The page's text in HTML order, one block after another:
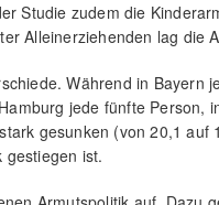
Studie zudem die
Alleinerziehenden lag die
Während in Bayern
jede fünfte Person,
gesunken (von 20,1 auf
gestiegen ist.